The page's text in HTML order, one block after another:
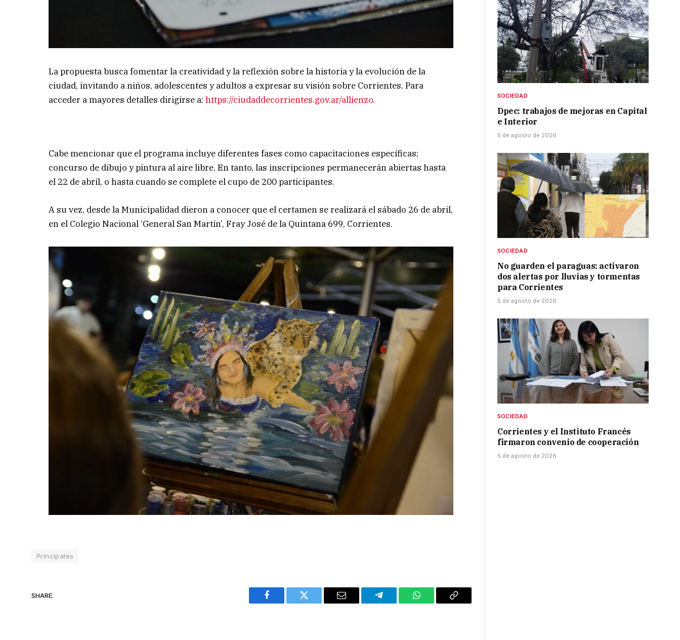
La propuesta busca fomentar la creatividad y la reflexión sobre la historia y la evolución de la
ciudad, invitando a niños, adolescentes y adultos a expresar su visión sobre Corrientes. Para
acceder a mayores detalles dirigirse a:https://ciudaddecorrientes.gov.ar/allienzo.
Cabe mencionar que el programa incluye diferentes fases como capacitaciones específicas;
concurso de dibujo y pintura al aire libre. En tanto, las inscripciones permanecerán abiertas hasta
el 22 de abril, o hasta cuando se complete el cupo de 200 participantes.
A su vez, desde la Municipalidad dieron a conocer que el certamen se realizará el sábado 26 de abril,
en el Colegio Nacional ‘General San Martín’, Fray José de la Quintana 699, Corrientes.
Principales
SHARE.
Facebook Twitter Email Telegram WhatsAppCopy
SOCIEDAD
Dpec: trabajos de mejoras en Capital
e Interior
5 de agosto de 2026
SOCIEDAD
No guarden el paraguas: activaron
dos alertas por lluvias y tormentas
para Corrientes
5 de agosto de 2026
SOCIEDAD
Corrientes y el Instituto Francés
firmaron convenio de cooperación
5 de agosto de 2026